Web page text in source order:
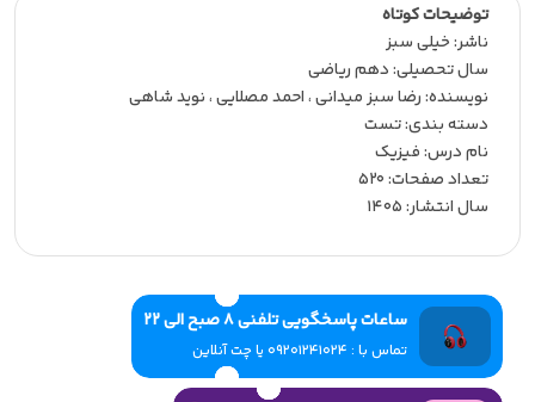
توضیحات کوتاه
ناشر:‌ خیلی سبز
سال تحصیلی:‌ دهم ریاضی
نویسنده:‌ رضا سبز میدانی ، احمد مصلایی ، نوید شاهی
دسته بندی: تست
نام درس: فیزیک
تعداد صفحات:‌ 520
سال انتشار:‌ 1405
ساعات پاسخگویی تلفنی 8 صبح الی 22
تماس با : 09201241024 یا چت آنلاین